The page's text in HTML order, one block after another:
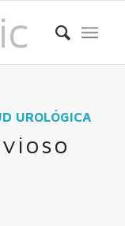
UROLÓGICA